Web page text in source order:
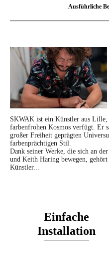
Ausführung:
Komfort :
Garantie
Kollektionsname:
Häufig
Ja, die Fotos
Passt der WC-
Unsere WC-Sitze
Ja, alle WC-Sitze sind mit einer
Wurde das Produkt durch den
Aus welchem Material
Unsere WC-Sitze werden aus
durch hohe
Ausführliche
SKWAK ist ein Künstler aus Lille,
farbenfrohen Kosmos verfügt. Er
großer Freiheit geprägten
farbenprächtigen Stil.
Dank seiner Werke, die sich an
und Keith Haring bewegen,
Künstler...
Einfache
Installation